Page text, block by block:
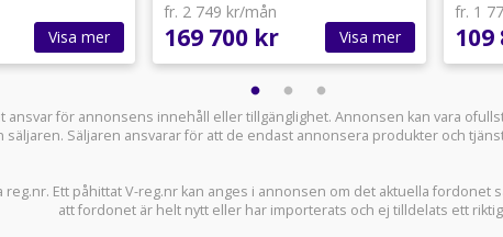
Visa mer
fr. 2 749 kr/mån
169 700 kr Visa mer
fr. 1
109
ansvar för annonsens innehåll eller tillgänglighet. Annonsen kan vara
säljaren. Säljaren ansvarar för att de endast annonsera produkter och
reg.nr. Ett påhittat V-reg.nr kan anges i annonsen om det aktuella fordonet
att fordonet är helt nytt eller har importerats och ej tilldelats ett